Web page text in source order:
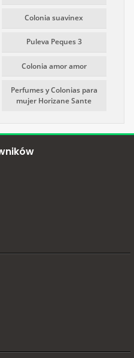
Colonia suavinex
Puleva Peques 3
Colonia amor amor
Perfumes y Colonias para
mujer Horizane Sante